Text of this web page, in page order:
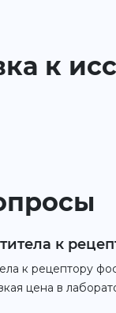
к
к
к рецептору
цена в